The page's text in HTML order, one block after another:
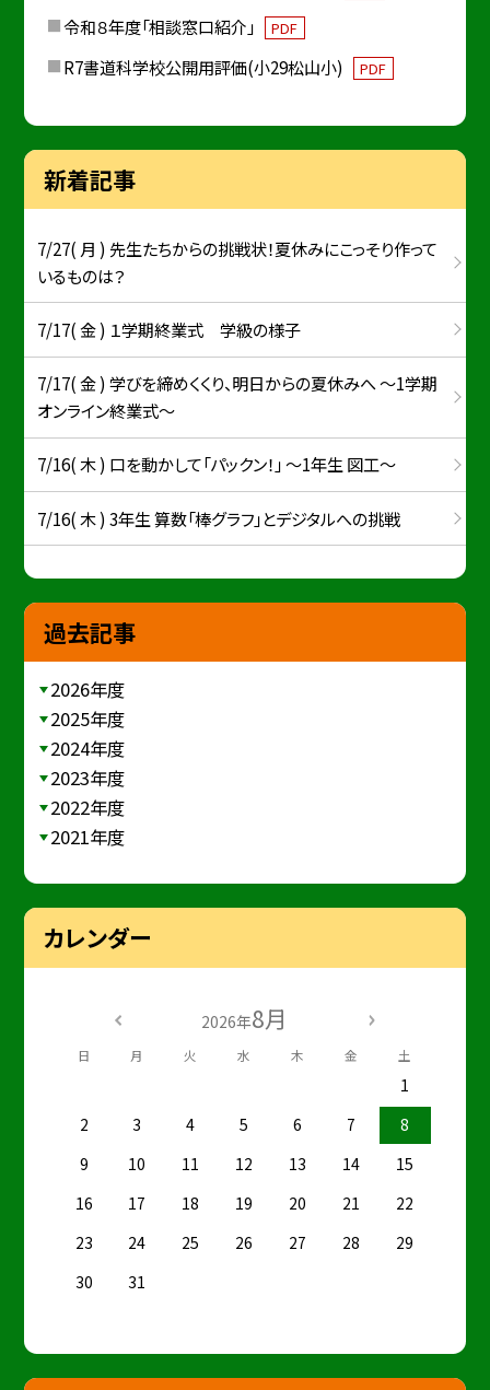
令和８年度「相談窓口紹介」 PDF
R7書道科学校公開用評価(小29松山小) PDF
新着記事
7/27( 月 ) 先生たちからの挑戦状！夏休みにこっそり作って
いるものは？
7/17( 金 ) １学期終業式 学級の様子
7/17( 金 ) 学びを締めくくり、明日からの夏休みへ ～1学期
オンライン終業式～
7/16( 木 ) 口を動かして「パックン！」 ～1年生 図工～
7/16( 木 ) 3年生 算数「棒グラフ」とデジタルへの挑戦
過去記事
2026年度
2025年度
2024年度
2023年度
2022年度
2021年度
カレンダー
2026年8月
日 月 火 水 木 金 土
1
2
3 4 5 6 7
8
9
10 11 12 13 14
15
16
17 18 19 20 21
22
23
24 25 26 27 28
29
30
31